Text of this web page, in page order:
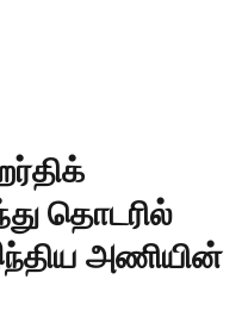
தொடரில்
அணியின்